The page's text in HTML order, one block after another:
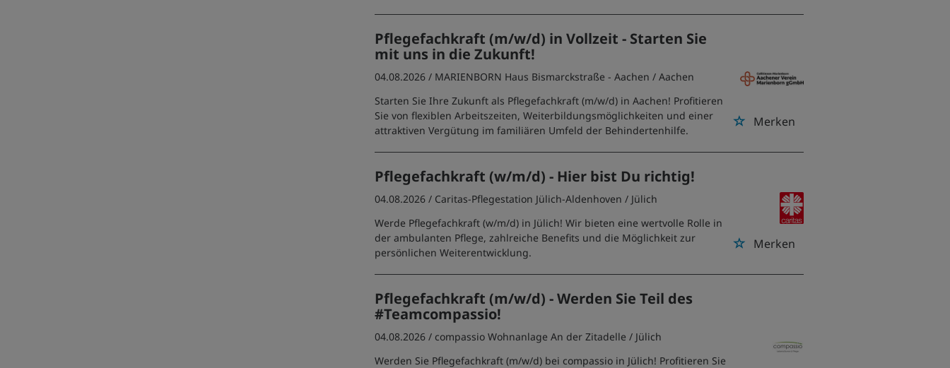
Pflegefachkraft (m/w/d) in Vollzeit - Starten Sie
mit uns in die Zukunft!
Merken
04.08.2026 / MARIENBORN Haus Bismarckstraße - Aachen / Aachen
Starten Sie Ihre Zukunft als Pflegefachkraft (m/w/d) in Aachen! Profitieren
Sie von flexiblen Arbeitszeiten, Weiterbildungsmöglichkeiten und einer
attraktiven Vergütung im familiären Umfeld der Behindertenhilfe.
Pflegefachkraft (w/m/d) - Hier bist Du richtig!
Merken
04.08.2026 / Caritas-Pflegestation Jülich-Aldenhoven / Jülich
Werde Pflegefachkraft (w/m/d) in Jülich! Wir bieten eine wertvolle Rolle in
der ambulanten Pflege, zahlreiche Benefits und die Möglichkeit zur
persönlichen Weiterentwicklung.
Pflegefachkraft (m/w/d) - Werden Sie Teil des
#Teamcompassio!
04.08.2026 / compassio Wohnanlage An der Zitadelle / Jülich
Werden Sie Pflegefachkraft (m/w/d) bei compassio in Jülich! Profitieren Sie